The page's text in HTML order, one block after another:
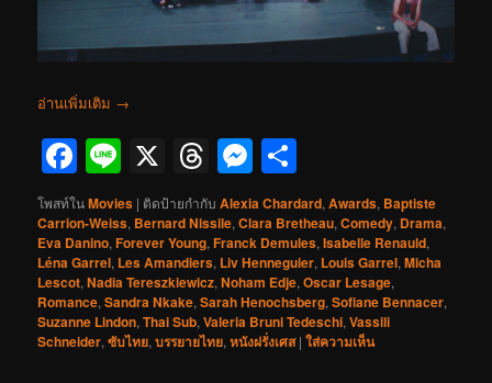
อ่านเพิ่มเติม →
Facebook
Line
X Threads
Messenger
โพสท์ในMovies | ติดป้ายกำกับ Alexia Chardard,Awards, Baptiste
Carrion-Weiss, Bernard Nissile,Clara Bretheau,Comedy, Drama,
Eva Danino,Forever Young,Franck Demules,Isabelle Renauld,
Léna Garrel, Les Amandiers, Liv Henneguier, Louis Garrel,Micha
Lescot,Nadia Tereszkiewicz,Noham Edje,Oscar Lesage,
Romance,Sandra Nkake,Sarah Henochsberg,Sofiane Bennacer,
Suzanne Lindon,Thai Sub,Valeria Bruni Tedeschi,Vassili
Schneider,ซับไทย,บรรยายไทย,หนังฝรั่งเศส |ใส่ความเห็น